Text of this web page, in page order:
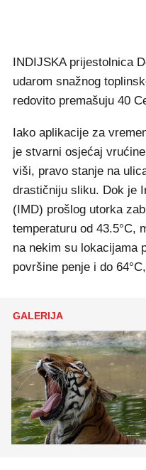
INDIJSKA prijestolnica
udarom snažnog
redovito premašuju 40
Iako aplikacije za
je stvarni osjećaj
viši, pravo stanje na
drastičniju sliku. Dok je
(IMD) prošlog utorka
temperaturu od 43.5°C,
na nekim su lokacijama
površine penje i do
GALERIJA